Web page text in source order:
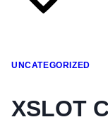
โทรศัพท์มือถือ
อุปกรณ์เสริมโ
UNCATEGORIZED
XSLOT